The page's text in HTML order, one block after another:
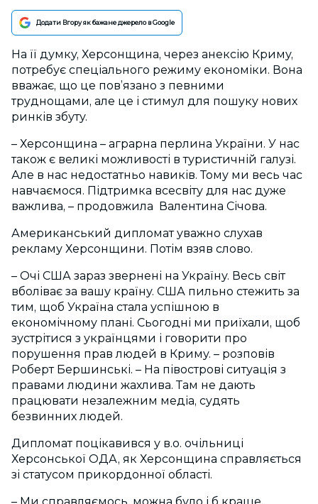
Додати Вгору як бажане джерело в Google
На її думку, Херсонщина, через анексію Криму,
потребує спеціального режиму економіки. Вона
вважає, що це пов’язано з певними
труднощами, але це і стимул для пошуку нових
ринків збуту.
– Херсонщина – аграрна перлина України. У нас
також є великі можливості в туристичній галузі.
Але в нас недостатньо навиків. Тому ми весь час
навчаємося. Підтримка всесвіту для нас дуже
важлива, – продовжила Валентина Січова.
Американський дипломат уважно слухав
рекламу Херсонщини. Потім взяв слово.
– Очі США зараз звернені на Україну. Весь світ
вболіває за вашу країну. США пильно стежить за
тим, щоб Україна стала успішною в
економічному плані. Сьогодні ми приїхали, щоб
зустрітися з українцями і говорити про
порушення прав людей в Криму. – розповів
Роберт Бершинські. – На півострові ситуація з
правами людини жахлива. Там не дають
працювати незалежним медіа, судять
безвинних людей.
Дипломат поцікавився у в.о. очільниці
Херсонської ОДА, як Херсонщина справляється
зі статусом прикордонної області.